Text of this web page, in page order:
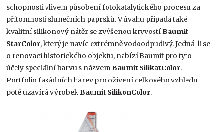
schopnosti vlivem působení fotokatalytického procesu za
přítomnosti slunečních paprsků. V úvahu připadá také
kvalitní silikonový nátěr se zvýšenou kryvostí Baumit
StarColor, který je navíc extrémně vodoodpudivý. Jedná-li se
o renovaci historického objektu, nabízí Baumit pro tyto
účely speciální barvu s názvem Baumit SilikatColor.
Portfolio fasádních barev pro oživení celkového vzhledu
poté uzavírá výrobek Baumit SilikonColor.